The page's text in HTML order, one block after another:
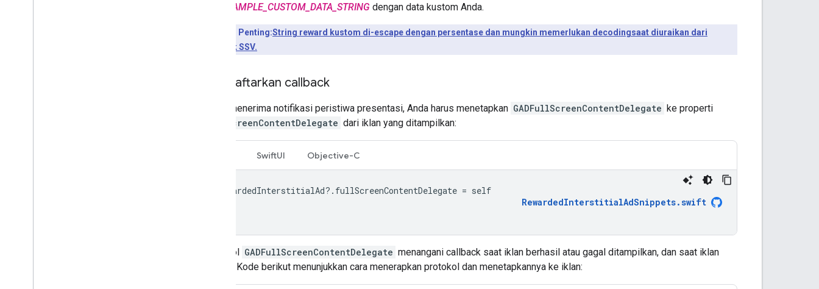
SAMPLE_CUSTOM_DATA_STRING dengan data kustom Anda.
Poin Penting:String reward kustom di-escape dengan persentase dan mungkin memerlukan decodingsaat diuraikan dari
callback SSV.
Mendaftarkan callback
Untuk menerima notifikasi peristiwa presentasi, Anda harus menetapkan GADFullScreenContentDelegate ke properti
fullScreenContentDelegate dari iklan yang ditampilkan:
SwiftUI Objective-C
rewardedInterstitialAd?. fullScreenContentDelegate = self
RewardedInterstitialAdSnippets.swift
Protokol GADFullScreenContentDelegate menangani callback saat iklan berhasil atau gagal ditampilkan, dan saat iklan
ditutup. Kode berikut menunjukkan cara menerapkan protokol dan menetapkannya ke iklan: